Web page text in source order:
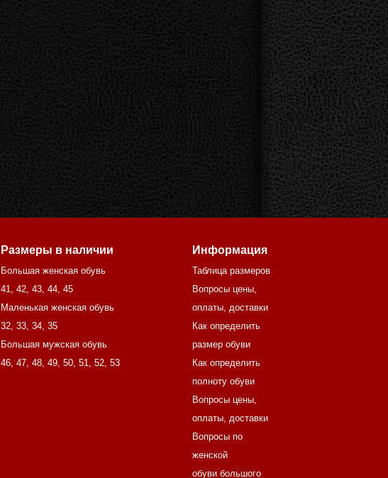
Размеры в наличии
Большая женская обувь
41, 42, 43, 44, 45
Маленькая женская обувь
32, 33, 34, 35
Большая мужская обувь
46, 47, 48, 49, 50, 51, 52, 53
Информация
Таблица размеров
Вопросы цены,
оплаты, доставки
Как определить
размер обуви
Как определить
полноту обуви
Вопросы цены,
оплаты, доставки
Вопросы по
женской
обуви большого